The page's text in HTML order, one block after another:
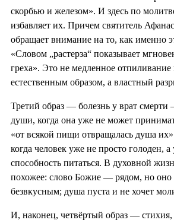
скорбью и железом». И здесь по
избавляет их. Причем святитель
обращает внимание на то, как именно
«Словом „растерза“ показывает
греха». Это не медленное отпиливание
естественным образом, а властный
Третий образ — болезнь у врат
души, когда она уже не может
«от всякой пищи отвращалась душа
когда человек уже не просто голоден, а
способность питаться. В духовной
похожее: слово Божие — рядом, но оно
безвкусным; душа пуста и не хочет
И, наконец, четвёртый образ —